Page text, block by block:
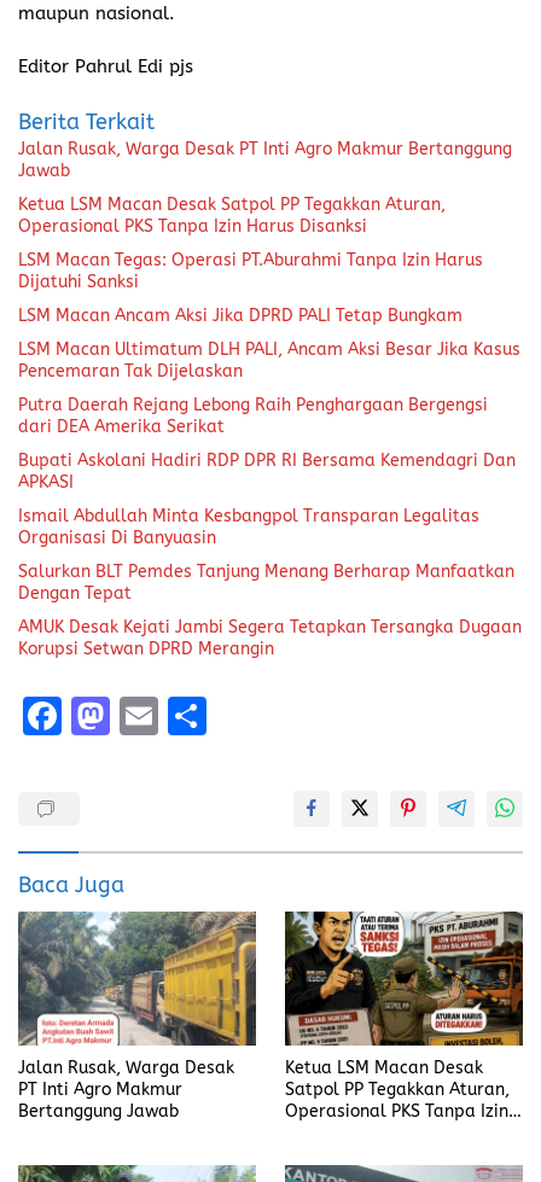
maupun nasional.
Editor Pahrul Edi pjs
Berita Terkait
Jalan Rusak, Warga Desak PT Inti Agro Makmur Bertanggung
Jawab
Ketua LSM Macan Desak Satpol PP Tegakkan Aturan,
Operasional PKS Tanpa Izin Harus Disanksi
LSM Macan Tegas: Operasi PT.Aburahmi Tanpa Izin Harus
Dijatuhi Sanksi
LSM Macan Ancam Aksi Jika DPRD PALI Tetap Bungkam
LSM Macan Ultimatum DLH PALI, Ancam Aksi Besar Jika Kasus
Pencemaran Tak Dijelaskan
Putra Daerah Rejang Lebong Raih Penghargaan Bergengsi
dari DEA Amerika Serikat
Bupati Askolani Hadiri RDP DPR RI Bersama Kemendagri Dan
APKASI
Ismail Abdullah Minta Kesbangpol Transparan Legalitas
Organisasi Di Banyuasin
Salurkan BLT Pemdes Tanjung Menang Berharap Manfaatkan
Dengan Tepat
AMUK Desak Kejati Jambi Segera Tetapkan Tersangka Dugaan
Korupsi Setwan DPRD Merangin
F
o
o
k
M
d
o
n
E
Baca Juga
Jalan Rusak, Warga Desak
PT Inti Agro Makmur
Bertanggung Jawab
Ketua LSM Macan Desak
Satpol PP Tegakkan Aturan,
Operasional PKS Tanpa Izin